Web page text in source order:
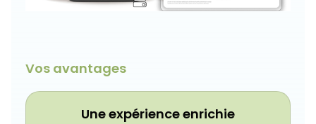
Vos avantages
Une expérience enrichie